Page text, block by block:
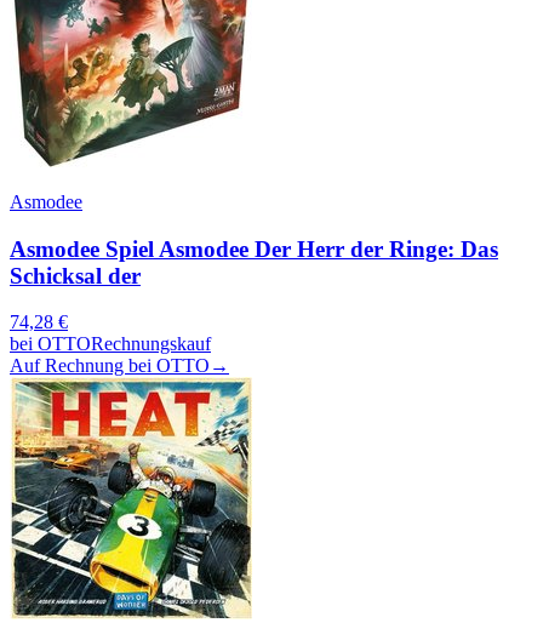
Asmodee
Asmodee Spiel Asmodee Der Herr der Ringe: Das
Schicksal der
74,28 €
bei OTTORechnungskauf
Auf Rechnung bei OTTO →